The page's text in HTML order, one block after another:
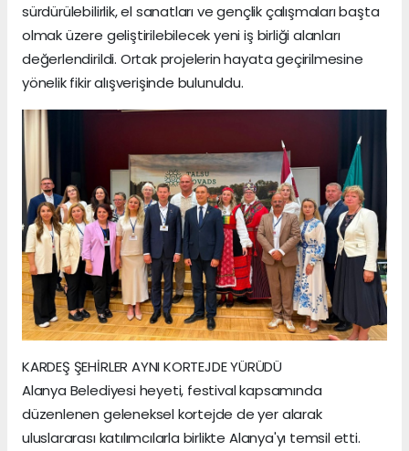
sürdürülebilirlik, el sanatları ve gençlik çalışmaları başta
olmak üzere geliştirilebilecek yeni iş birliği alanları
değerlendirildi. Ortak projelerin hayata geçirilmesine
yönelik fikir alışverişinde bulunuldu.
KARDEŞ ŞEHİRLER AYNI KORTEJDE YÜRÜDÜ
Alanya Belediyesi heyeti, festival kapsamında
düzenlenen geleneksel kortejde de yer alarak
uluslararası katılımcılarla birlikte Alanya'yı temsil etti.